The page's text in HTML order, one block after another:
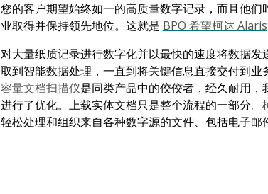
您的客户期望始终如一的高质量数字记录，而且他
业取得并保持领先地位。这就是 BPO 希望柯达 Alaris
对大量纸质记录进行数字化并以最快的速度将数据
取到智能数据处理，一直到将关键信息直接交付到
容量文档扫描仪是同类产品中的佼佼者，经久耐用，
进行了优化。上载实体文档只是整个流程的一部分。
轻松处理和组织来自各种数字源的文件、包括电子邮